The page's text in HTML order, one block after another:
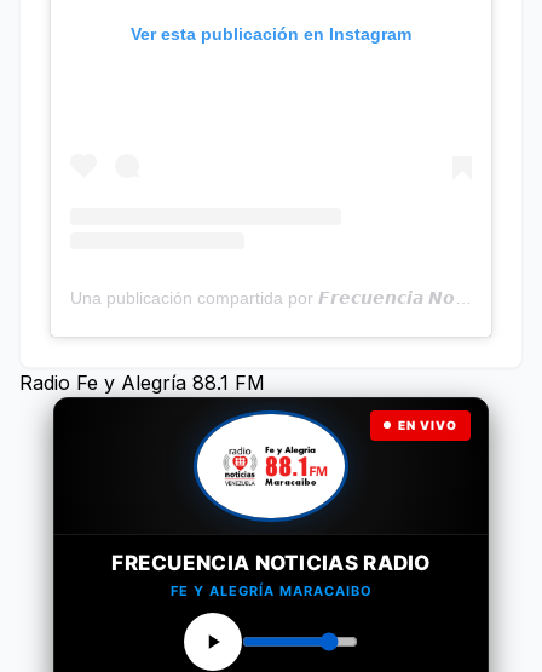
Ver esta publicación en Instagram
Radio Fe y Alegría 88.1 FM
EN VIVO
FRECUENCIA NOTICIAS RADIO
FE Y ALEGRÍA MARACAIBO